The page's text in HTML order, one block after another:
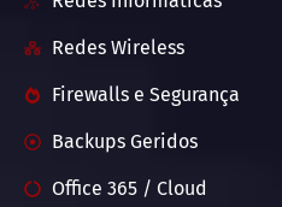
Redes Wireless
Firewalls e Segurança
Backups Geridos
Office 365 / Cloud